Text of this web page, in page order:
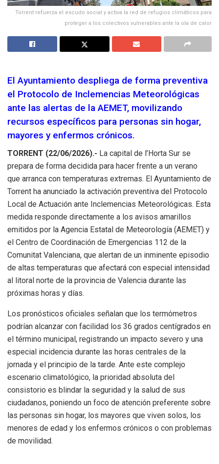
Torrent refuerza el escudo social y activa la red de refugios climáticos para
proteger a los colectivos vulnerables ante la ola de calor
El Ayuntamiento despliega de forma preventiva
el Protocolo de Inclemencias Meteorológicas
ante las alertas de la AEMET, movilizando
recursos específicos para personas sin hogar,
mayores y enfermos crónicos.
TORRENT (22/06/2026).- La capital de l’Horta Sur se
prepara de forma decidida para hacer frente a un verano
que arranca con temperaturas extremas. El Ayuntamiento de
Torrent ha anunciado la activación preventiva del Protocolo
Local de Actuación ante Inclemencias Meteorológicas. Esta
medida responde directamente a los avisos amarillos
emitidos por la Agencia Estatal de Meteorología (AEMET) y
el Centro de Coordinación de Emergencias 112 de la
Comunitat Valenciana, que alertan de un inminente episodio
de altas temperaturas que afectará con especial intensidad
al litoral norte de la provincia de Valencia durante las
próximas horas y días.
Los pronósticos oficiales señalan que los termómetros
podrían alcanzar con facilidad los 36 grados centígrados en
el término municipal, registrando un impacto severo y una
especial incidencia durante las horas centrales de la
jornada y el principio de la tarde. Ante este complejo
escenario climatológico, la prioridad absoluta del
consistorio es blindar la seguridad y la salud de sus
ciudadanos, poniendo un foco de atención preferente sobre
las personas sin hogar, los mayores que viven solos, los
menores de edad y los enfermos crónicos o con problemas
de movilidad.